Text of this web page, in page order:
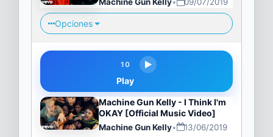
Opciones
10
Play
Machine Gun Kelly - I Think I'm
OKAY [Official Music Video]
Machine Gun Kelly• 13/06/2019